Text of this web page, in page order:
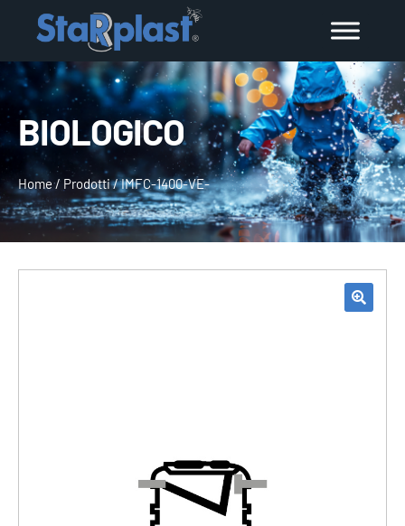
BIOLOGICO
Home/ Prodotti/IMFC-1400-VE-